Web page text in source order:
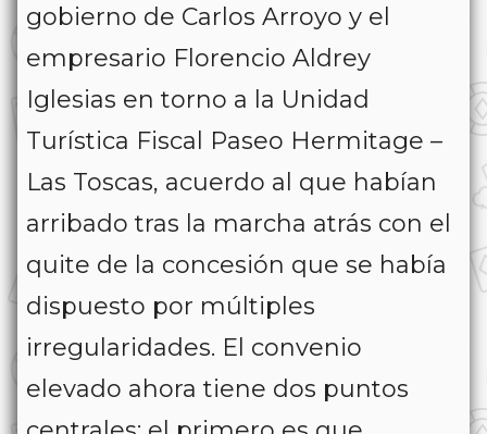
gobierno de Carlos Arroyo y el
empresario Florencio Aldrey
Iglesias en torno a la Unidad
Turística Fiscal Paseo Hermitage –
Las Toscas, acuerdo al que habían
arribado tras la marcha atrás con el
quite de la concesión que se había
dispuesto por múltiples
irregularidades. El convenio
elevado ahora tiene dos puntos